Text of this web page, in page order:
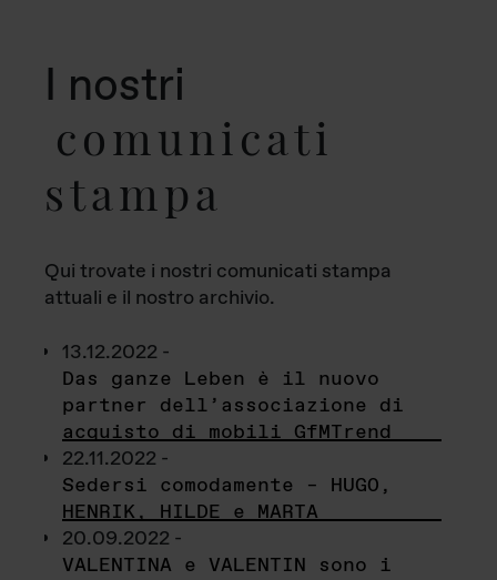
I nostri
comunicati
stampa
Qui trovate i nostri comunicati stampa
attuali e il nostro archivio.
13.12.2022 -
Das ganze Leben è il nuovo
partner dell’associazione di
acquisto di mobili GfMTrend
22.11.2022 -
Sedersi comodamente – HUGO,
HENRIK, HILDE e MARTA
20.09.2022 -
VALENTINA e VALENTIN sono i